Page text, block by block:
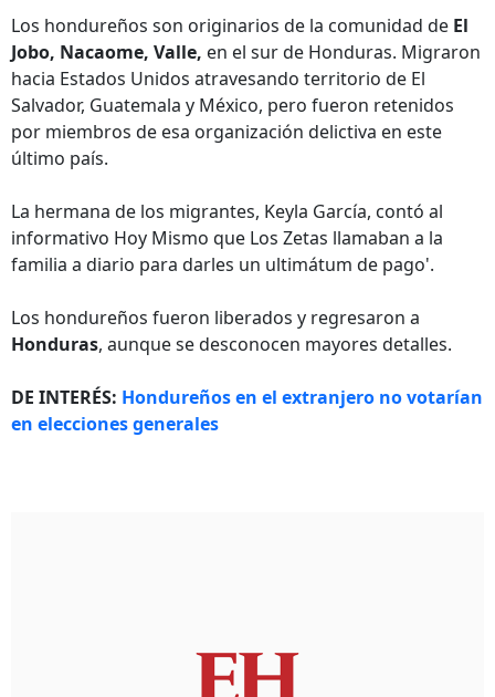
Los hondureños son originarios de la comunidad de El
Jobo, Nacaome, Valle, en el sur de Honduras. Migraron
hacia Estados Unidos atravesando territorio de El
Salvador, Guatemala y México, pero fueron retenidos
por miembros de esa organización delictiva en este
último país.
La hermana de los migrantes, Keyla García, contó al
informativo Hoy Mismo que Los Zetas llamaban a la
familia a diario para darles un ultimátum de pago'.
Los hondureños fueron liberados y regresaron a
Honduras, aunque se desconocen mayores detalles.
DE INTERÉS: Hondureños en el extranjero no votarían
en elecciones generales